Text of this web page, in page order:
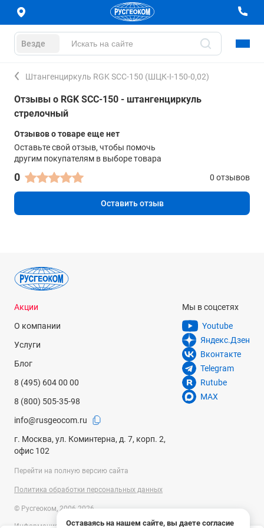
Везде
Штангенциркуль RGK SCC-150 (ШЦК-I-150-0,02)
Отзывы о RGK SCC-150 - штангенциркуль
стрелочный
Отзывов о товаре еще нет
Оставьте свой отзыв, чтобы помочь
другим покупателям в выборе товара
0 0 отзывов
Оставить отзыв
Оставаясь на нашем сайте, вы даете согласие
Акции
О компании
Услуги
Блог
8 (495) 604 00 00
8 (800) 505-35-98
info@rusgeocom.ru
г. Москва, ул. Коминтерна, д. 7, корп. 2,
офис 102
Мы в соцсетях
Youtube
Яндекс.Дзен
Вконтакте
Telegram
Rutube
MAX
Перейти на полную версию сайта
Политика обработки персональных данных
© Русгеоком, 2006-2026
Информация на сайте носит справочный характер и не является